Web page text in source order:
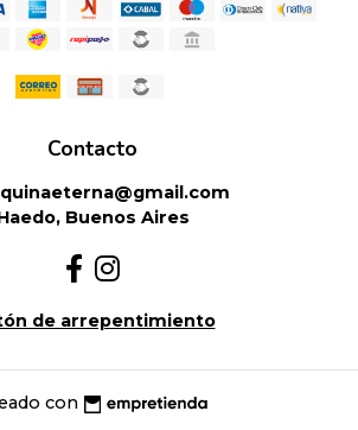
Contacto
Buenos Aires
de arrepentimiento
con